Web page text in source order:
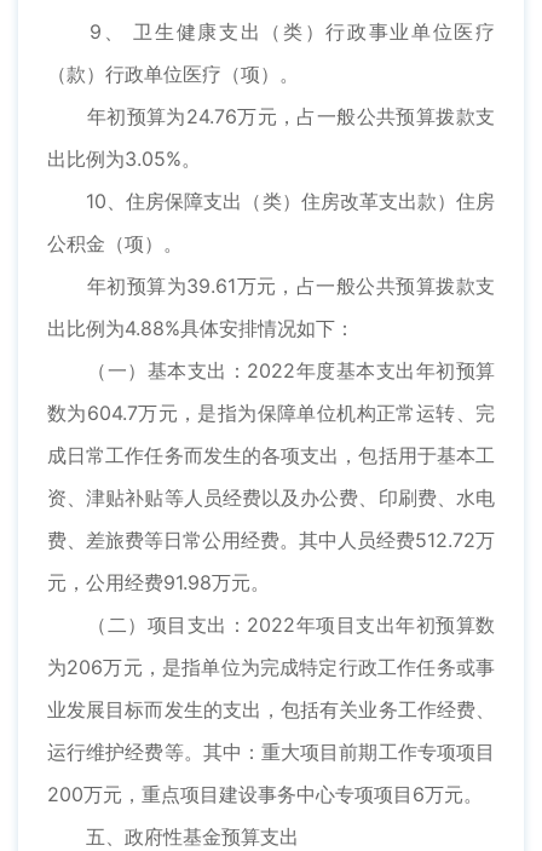
9、 卫生健康支出（类）行政事业单位医疗
（款）行政单位医疗（项）。
年初预算为24.76万元，占一般公共预算拨款支
出比例为3.05%。
10、住房保障支出（类）住房改革支出款）住房
公积金（项）。
年初预算为39.61万元，占一般公共预算拨款支
出比例为4.88%具体安排情况如下：
（一）基本支出：2022年度基本支出年初预算
数为604.7万元，是指为保障单位机构正常运转、完
成日常工作任务而发生的各项支出，包括用于基本工
资、津贴补贴等人员经费以及办公费、印刷费、水电
费、差旅费等日常公用经费。其中人员经费512.72万
元，公用经费91.98万元。
（二）项目支出：2022年项目支出年初预算数
为206万元，是指单位为完成特定行政工作任务或事
业发展目标而发生的支出，包括有关业务工作经费、
运行维护经费等。其中：重大项目前期工作专项项目
200万元，重点项目建设事务中心专项项目6万元。
五、政府性基金预算支出